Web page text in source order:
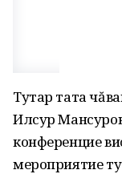
Тутар тата
Илсур
конференцие
мероприятие